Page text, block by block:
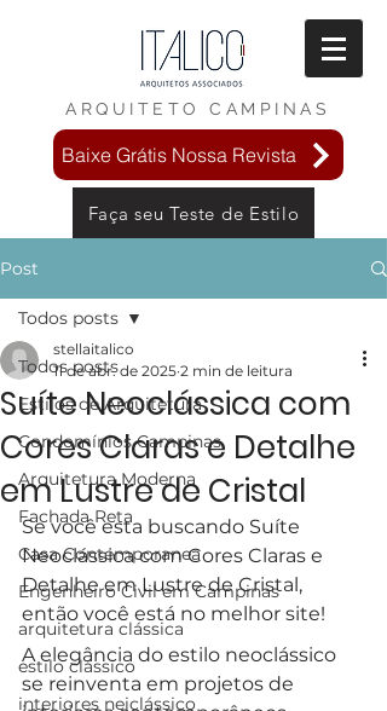
ARQUITETO CAMPINAS
Baixe Grátis Nossa Revista
Faça seu Teste de Estilo
Post
Todos posts
Estilos de Arquitetura
Condomínios Campinas
Arquitetura Moderna
Fachada Reta
Casa Contemporanea
Engenheiro Civil em Campinas
arquitetura clássica
estilo clássico
interiores neiclássico
Todos posts
Suíte Neoclássica com
Cores Claras e Detalhe
em Lustre de Cristal
stellaitalico
11 de abr. de 2025 2 min de leitura
Se você esta buscando Suíte
Neoclássica com Cores Claras e
Detalhe em Lustre de Cristal,
então você está no melhor site!
A elegância do estilo neoclássico
se reinventa em projetos de